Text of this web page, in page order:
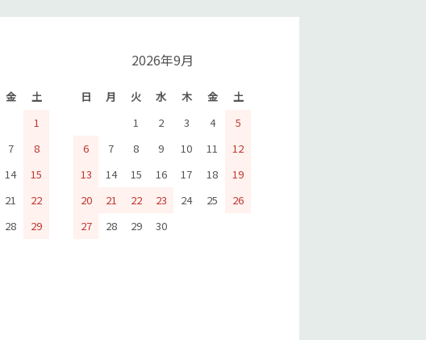
金
土
1
7
8
14
15
21
22
28
29
2026年9月
日 月 火 水 木 金
土
1
2 3 4
5
6
7 8 9 10 11
12
13
14 15 16 17 18
19
20
21 22 23 24 25
26
27
28 29 30